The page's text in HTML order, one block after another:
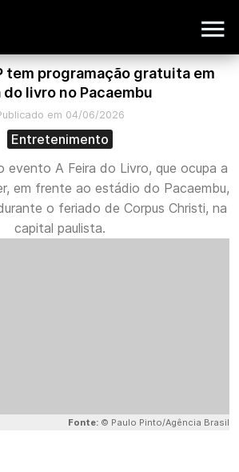
tem programação gratuita em
livro no Pacaembu
em 04/06/2026
Entretenimento
evento A Feira do Livro, que ocupa a
em frente ao estádio do Pacaembu,
o feriado de Corpus Christi, na
capital paulista.
Fonte: © Paulo Pinto/Agência Brasil